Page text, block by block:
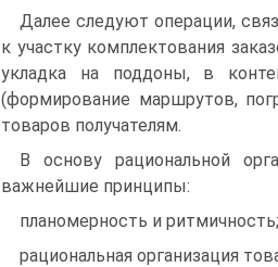
Далее следуют операции,
к участку комплектования
укладка на поддоны, в
(формирование маршрутов,
товаров получателям.
В основу рациональной
важнейшие принципы:
планомерность и ритмичность;
рациональная организация